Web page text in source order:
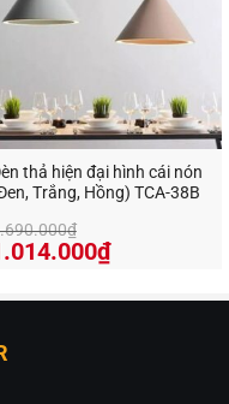
thả hiện đại hình cái nón
Trắng, Hồng) TCA-38B
₫
₫